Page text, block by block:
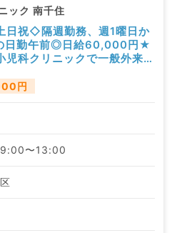
ック 南千住
日祝◇隔週勤務、週1曜日か
日勤午前◎日給60,000円★
科クリニックで一般外来・
円
〜13:00